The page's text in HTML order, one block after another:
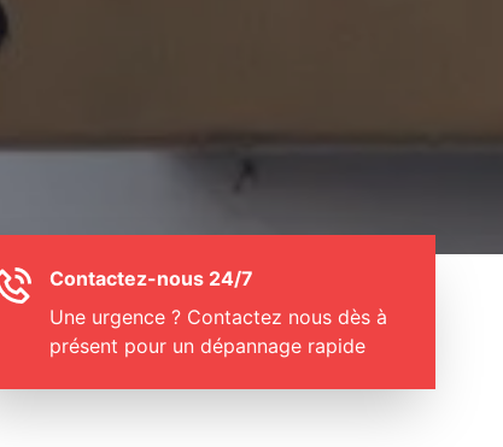
Contactez-nous 24/7
Une urgence ? Contactez nous dès à
présent pour un dépannage rapide